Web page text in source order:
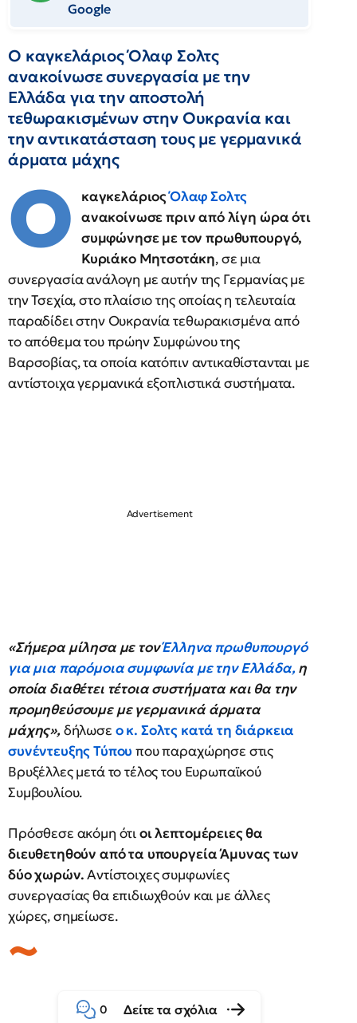
Google
Ο καγκελάριος Όλαφ Σολτς
ανακοίνωσε συνεργασία με την
Ελλάδα για την αποστολή
τεθωρακισμένων στην Ουκρανία και
την αντικατάσταση τους με γερμανικά
άρματα μάχης
Ο καγκελάριοςΌλαφ Σολτς
ανακοίνωσε πριν από λίγη ώρα ότι
συμφώνησε με τον πρωθυπουργό,
Κυριάκο Μητσοτάκη, σε μια
συνεργασία ανάλογη με αυτήν της Γερμανίας με
την Τσεχία, στο πλαίσιο της οποίας η τελευταία
παραδίδει στην Ουκρανία τεθωρακισμένα από
το απόθεμα του πρώην Συμφώνου της
Βαρσοβίας, τα οποία κατόπιν αντικαθίστανται με
αντίστοιχα γερμανικά εξοπλιστικά συστήματα.
«Σήμερα μίλησα με τονΈλληνα πρωθυπουργό
για μια παρόμοια συμφωνία με την Ελλάδα,η
οποία διαθέτει τέτοια συστήματα και θα την
προμηθεύσουμε με γερμανικά άρματα
μάχης», δήλωσε ο κ. Σολτς κατά τη διάρκεια
συνέντευξης Τύπουπου παραχώρησε στις
Βρυξέλλες μετά το τέλος του Ευρωπαϊκού
Συμβουλίου.
Πρόσθεσε ακόμη ότιοι λεπτομέρειες θα
διευθετηθούν από τα υπουργεία Άμυνας των
δύο χωρών.Αντίστοιχες συμφωνίες
συνεργασίας θα επιδιωχθούν και με άλλες
χώρες, σημείωσε.
0 Δείτε τα σχόλια